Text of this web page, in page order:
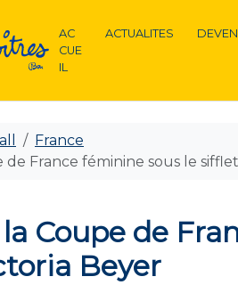
AC
CUE
IL
ACTUALITES
France
de France féminine sous le
Coupe de
Beyer